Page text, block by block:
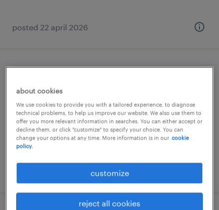
posted 22 april 2026
ング・梱包、検品
埼玉県越谷市, 埼玉県
temp to perm
¥1400.00 per hour
posted 20 february 2026
about cookies
We use cookies to provide you with a tailored experience, to diagnose
technical problems, to help us improve our website. We also use them to
offer you more relevant information in searches. You can either accept or
decline them, or click "customize" to specify your choice. You can
change your options at any time. More information is in our cookie
policy.
customize
reject all cookies